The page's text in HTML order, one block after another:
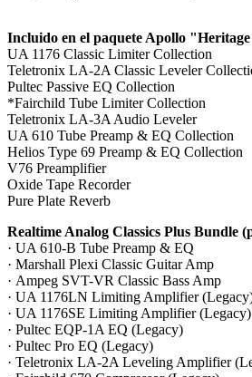
Incluido en el paquete Apollo
UA 1176 Classic Limiter Collection
Teletronix LA-2A Classic Leveler
Pultec Passive EQ Collection
*Fairchild Tube Limiter Collection
Teletronix LA-3A Audio Leveler
UA 610 Tube Preamp & EQ Collection
Helios Type 69 Preamp & EQ Collection
V76 Preamplifier
Oxide Tape Recorder
Pure Plate Reverb
Realtime Analog Classics Plus Bundle
· UA 610-B Tube Preamp & EQ
· Marshall Plexi Classic Guitar Amp
· Ampeg SVT-VR Classic Bass Amp
· UA 1176LN Limiting Amplifier
· UA 1176SE Limiting Amplifier (Legacy)
· Pultec EQP-1A EQ (Legacy)
· Pultec Pro EQ (Legacy)
· Teletronix LA-2A Leveling Amplifier